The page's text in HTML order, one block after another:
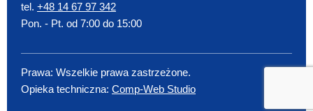
tel. +48 14 67 97 342
Pon. - Pt. od 7:00 do 15:00
Prawa: Wszelkie prawa zastrzeżone.
Opieka techniczna: Comp-Web Studio